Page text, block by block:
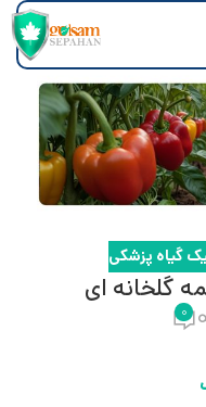
گیاه پزشکی
گلخانه ای
۰